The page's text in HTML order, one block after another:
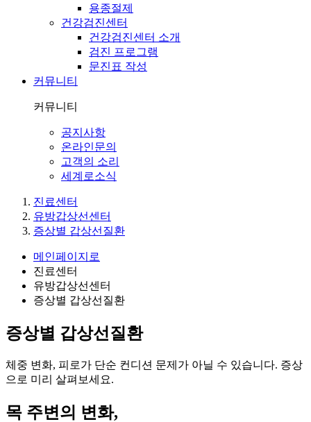
용종절제
건강검진센터
건강검진센터 소개
검진 프로그램
문진표 작성
커뮤니티
커뮤니티
공지사항
온라인문의
고객의 소리
세계로소식
진료센터
유방갑상선센터
증상별 갑상선질환
메인페이지로
진료센터
유방갑상선센터
증상별 갑상선질환
증상별 갑상선질환
체중 변화, 피로가 단순 컨디션 문제가 아닐 수 있습니다. 증상
으로 미리 살펴보세요.
목 주변의 변화,